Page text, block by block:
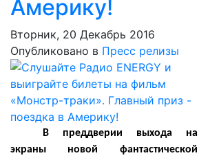
Америку!
Вторник, 20 Декабрь 2016
Опубликовано в Пресс релизы
В преддверии выхода на
экраны новой фантастической